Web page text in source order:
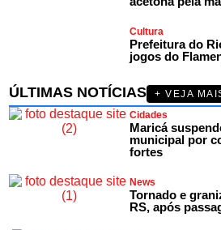
Cultura
Prefeitura do
jogos do
ÚLTIMAS NOTÍCIAS
+ VEJA
Cidades
Maricá
municipal por
fortes
News
Tornado e
RS, após